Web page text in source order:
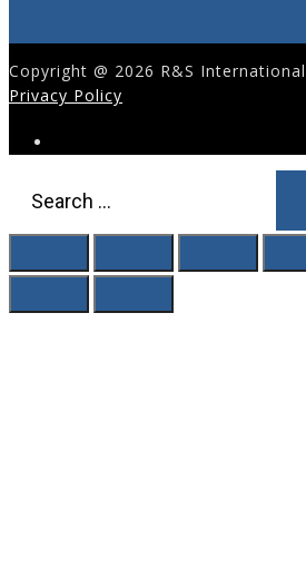
Copyright @ 2026 R&S
Privacy Policy
for: